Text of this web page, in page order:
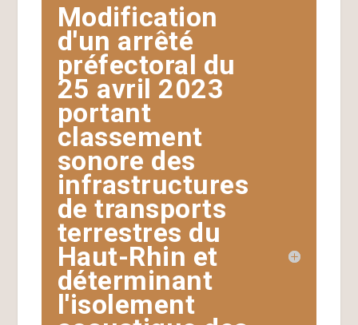
Modification
d'un arrêté
préfectoral du
25 avril 2023
portant
classement
sonore des
infrastructures
de transports
terrestres du
Haut-Rhin et
déterminant
l'isolement